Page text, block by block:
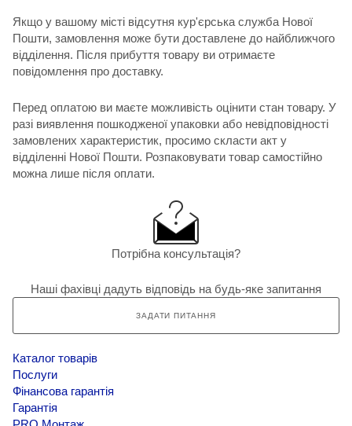
Якщо у вашому місті відсутня кур'єрська служба Нової
Пошти, замовлення може бути доставлене до найближчого
відділення. Після прибуття товару ви отримаєте
повідомлення про доставку.
Перед оплатою ви маєте можливість оцінити стан товару. У
разі виявлення пошкодженої упаковки або невідповідності
замовлених характеристик, просимо скласти акт у
відділенні Нової Пошти. Розпаковувати товар самостійно
можна лише після оплати.
Потрібна консультація?
Наші фахівці дадуть відповідь на будь-яке запитання
ЗАДАТИ ПИТАННЯ
Каталог товарів
Послуги
Фінансова гарантія
Гарантія